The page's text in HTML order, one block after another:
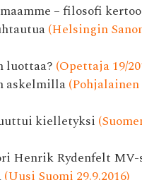
– filosofi
(Helsingin
luottaa? (Opettaja 19/
askelmilla
kielletyksi
Henrik Rydenfelt MV-